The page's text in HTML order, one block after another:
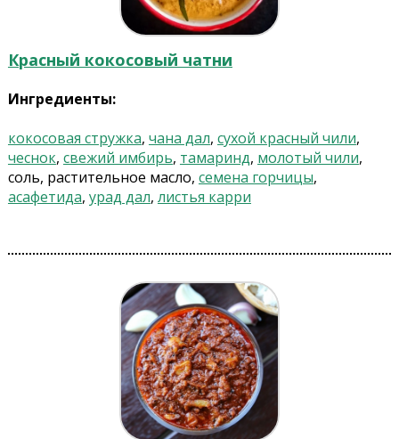
Красный кокосовый чатни
Ингредиенты:
кокосовая стружка, чана дал, сухой красный чили,
чеснок, свежий имбирь, тамаринд, молотый чили,
соль, растительное масло, семена горчицы,
асафетида, урад дал, листья карри